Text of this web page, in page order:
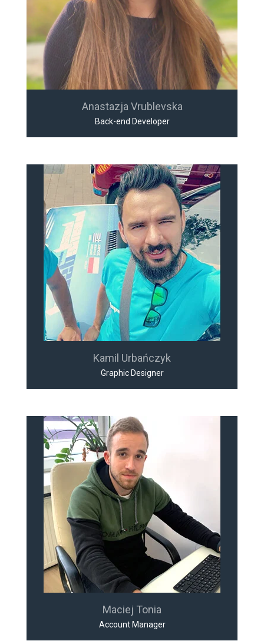
Anastazja Vrublevska
Back-end Developer
Kamil Urbańczyk
Graphic Designer
Maciej Tonia
Account Manager